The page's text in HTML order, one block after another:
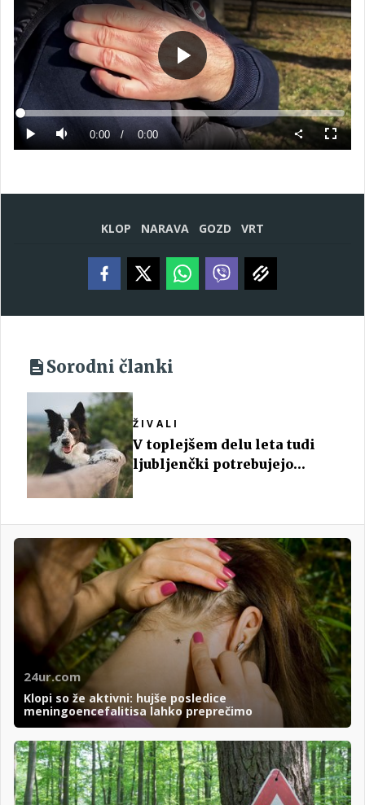
Predvajaj
PredvajajTiho Current
0:00 / Duration
0:00
Loaded:
0%
način
KLOP NARAVA GOZD VRT
Sorodni članki
ŽIVALI
V toplejšem delu leta tudi
ljubljenčki potrebujejo
24ur.com
Klopi so že aktivni: hujše posledice
meningoencefalitisa lahko preprečimo